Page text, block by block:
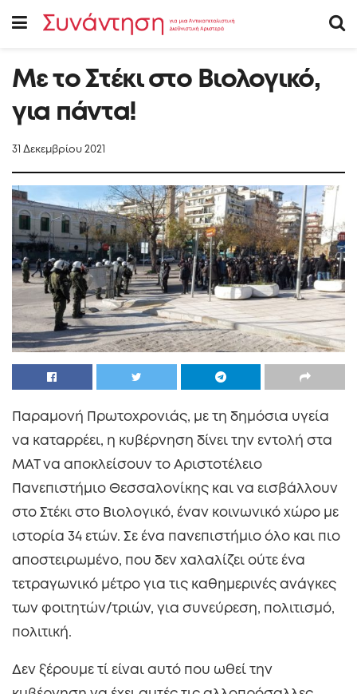
Με το Στέκι στο Βιολογικό,
για πάντα!
31 Δεκεμβρίου 2021
Παραμονή Πρωτοχρονιάς, με τη δημόσια υγεία
να καταρρέει, η κυβέρνηση δίνει την εντολή στα
ΜΑΤ να αποκλείσουν το Αριστοτέλειο
Πανεπιστήμιο Θεσσαλονίκης και να εισβάλλουν
στο Στέκι στο Βιολογικό, έναν κοινωνικό χώρο με
ιστορία 34 ετών. Σε ένα πανεπιστήμιο όλο και πιο
αποστειρωμένο, που δεν χαλαλίζει ούτε ένα
τετραγωνικό μέτρο για τις καθημερινές ανάγκες
των φοιτητών/τριών, για συνεύρεση, πολιτισμό,
πολιτική.
Δεν ξέρουμε τί είναι αυτό που ωθεί την